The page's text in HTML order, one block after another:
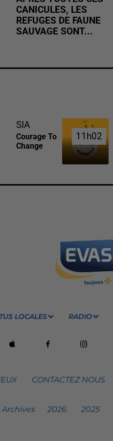
CANICULES, LES
REFUGES DE FAUNE
SAUVAGE SONT...
SIA
Courage To
Change
11h02
11h02
LOCALES RADIO
CONTACTEZ NOUS
Archives 2026 2025